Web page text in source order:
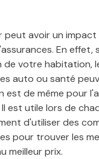
peut avoir un impact
En effet,
de votre habitation,
auto ou santé
est de même pour
est utile lors de
d'utiliser des
pour trouver les
meilleur prix.